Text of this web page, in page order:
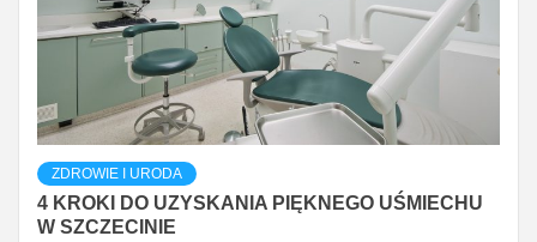
ZDROWIE I URODA
4 KROKI DO UZYSKANIA PIĘKNEGO UŚMIECHU
W SZCZECINIE